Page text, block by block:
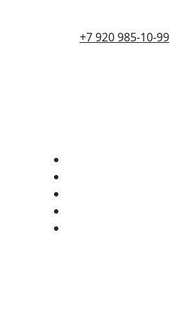
+7 920 985-10-99